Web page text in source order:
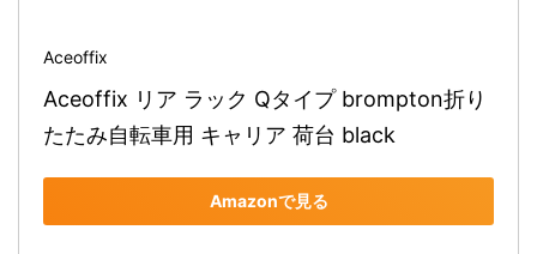
Aceoffix
Aceoffix リア ラック Qタイプ brompton折り
たたみ自転車用 キャリア 荷台 black
Amazonで見る